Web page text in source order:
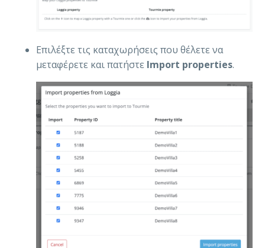
Επιλέξτε τις καταχωρήσεις που θέλετε να
μεταφέρετε και πατήστε Import properties.